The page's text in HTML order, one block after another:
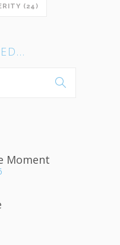
(24)
Moment